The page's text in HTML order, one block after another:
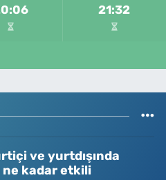
21:32
ve yurtdışında
kadar etkili